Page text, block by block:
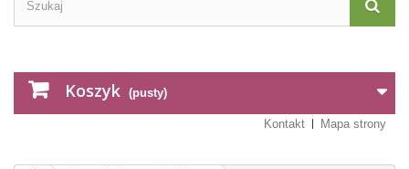
Koszyk (pusty)
Kontakt Mapa strony